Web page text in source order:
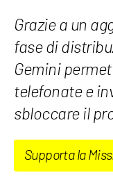
Grazie a un
fase di
Gemini
telefonate e
sbloccare il
Supporta la